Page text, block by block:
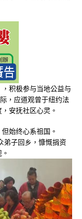
积极参与当地公益与
，应道观曾于纽约法
安抚社区心灵。
始终心系祖国。
弟子回乡，慷慨捐资